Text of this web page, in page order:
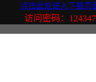
点击此处进入下载页
访问密码：124347